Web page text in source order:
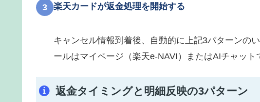
3 楽天カードが返金処理を開始する
キャンセル情報到着後、自動的に上記3パターンの
ールはマイページ（楽天e-NAVI）またはAIチャット
返金タイミングと明細反映の3パターン